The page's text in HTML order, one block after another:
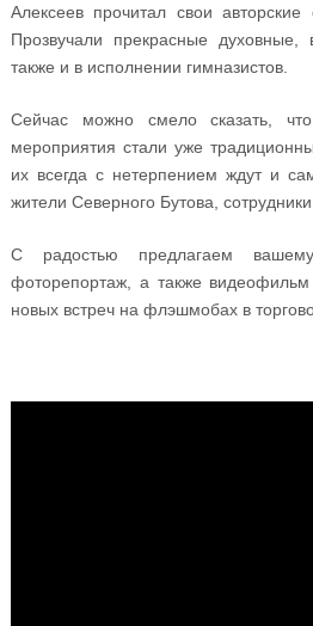
Алексеев прочитал свои
Прозвучали прекрасные духовные,
также и в исполнении гимназистов.
Сейчас можно смело сказать,
мероприятия стали уже
их всегда с нетерпением ждут и
жители Северного Бутова,
С радостью предлагаем
фоторепортаж, а также
новых встреч на флэшмобах в